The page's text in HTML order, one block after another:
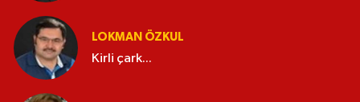
LOKMAN ÖZKUL
Kirli çark...